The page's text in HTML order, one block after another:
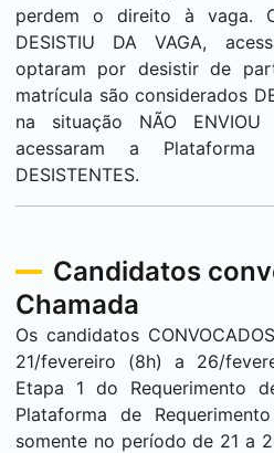
perdem o direito à vaga.
DESISTIU DA VAGA,
optaram por desistir de
matrícula são considerados
na situação NÃO ENVIOU
acessaram a
DESISTENTES.
Candidatos
Chamada
Os candidatos
21/fevereiro (8h) a 26/
Etapa 1 do Requerimento
Plataforma de
somente no período de 21 a